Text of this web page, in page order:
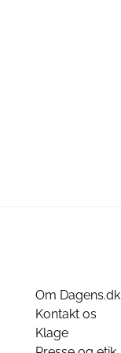
Om Dagens.dk
Kontakt os
Klage